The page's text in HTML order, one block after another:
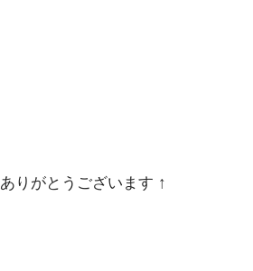
ありがとうございます ↑